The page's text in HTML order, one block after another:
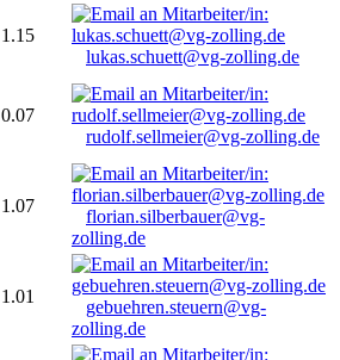
1.15
lukas.schuett@vg-zolling.de
0.07
rudolf.sellmeier@vg-zolling.de
1.07
florian.silberbauer@vg-
zolling.de
1.01
gebuehren.steuern@vg-
zolling.de